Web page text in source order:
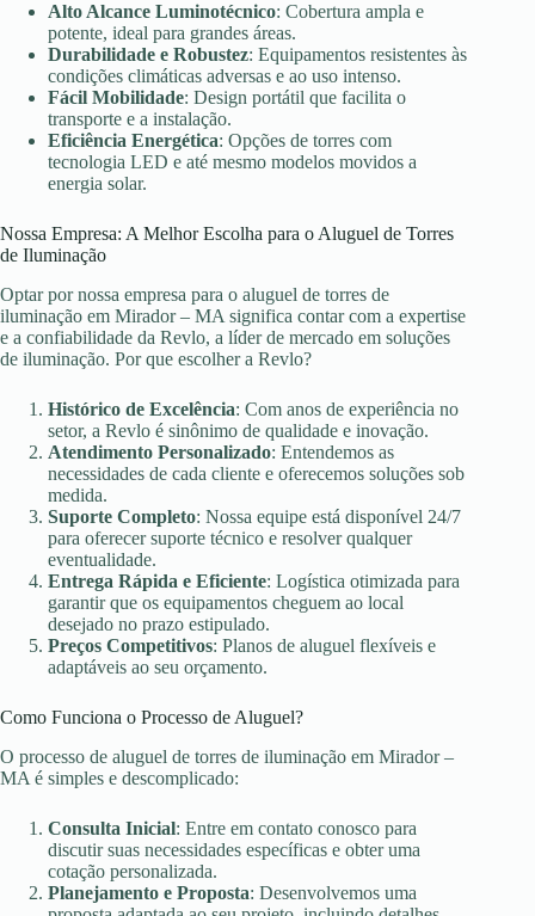
Alto Alcance Luminotécnico: Cobertura ampla e
potente, ideal para grandes áreas.
Durabilidade e Robustez: Equipamentos resistentes às
condições climáticas adversas e ao uso intenso.
Fácil Mobilidade: Design portátil que facilita o
transporte e a instalação.
Eficiência Energética: Opções de torres com
tecnologia LED e até mesmo modelos movidos a
energia solar.
Nossa Empresa: A Melhor Escolha para o Aluguel de Torres
de Iluminação
Optar por nossa empresa para o aluguel de torres de
iluminação em Mirador – MA significa contar com a expertise
e a confiabilidade da Revlo, a líder de mercado em soluções
de iluminação. Por que escolher a Revlo?
Histórico de Excelência: Com anos de experiência no
setor, a Revlo é sinônimo de qualidade e inovação.
Atendimento Personalizado: Entendemos as
necessidades de cada cliente e oferecemos soluções sob
medida.
Suporte Completo: Nossa equipe está disponível 24/7
para oferecer suporte técnico e resolver qualquer
eventualidade.
Entrega Rápida e Eficiente: Logística otimizada para
garantir que os equipamentos cheguem ao local
desejado no prazo estipulado.
Preços Competitivos: Planos de aluguel flexíveis e
adaptáveis ao seu orçamento.
Como Funciona o Processo de Aluguel?
O processo de aluguel de torres de iluminação em Mirador –
MA é simples e descomplicado:
Consulta Inicial: Entre em contato conosco para
discutir suas necessidades específicas e obter uma
cotação personalizada.
Planejamento e Proposta: Desenvolvemos uma